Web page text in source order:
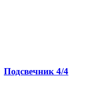
Подсвечник 4/4